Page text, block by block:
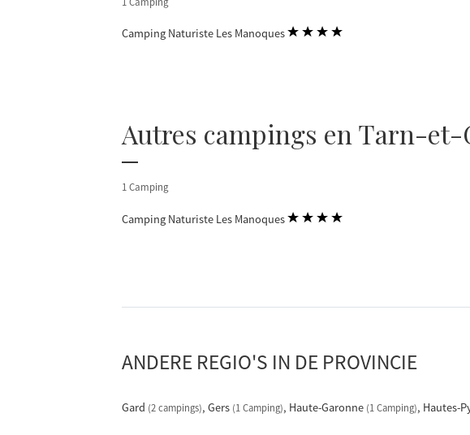
Camping Naturiste Les Manoques
Autres campings en Tarn-et-
1 Camping
Camping Naturiste Les Manoques
ANDERE REGIO'S IN DE PROVINCIE
Gard (2 campings) Gers (1 Camping) Haute-Garonne (1 Camping) Hautes-